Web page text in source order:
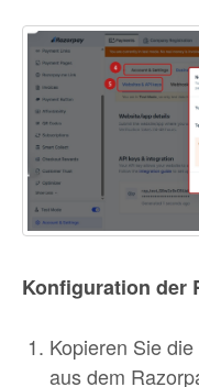
Konfiguration der
Kopieren Sie
aus dem